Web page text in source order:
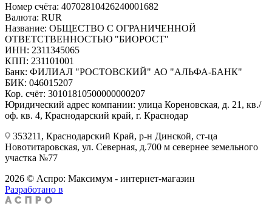
Номер счёта: 40702810426240001682
Валюта: RUR
Название: ОБЩЕСТВО С ОГРАНИЧЕННОЙ
ОТВЕТСТВЕННОСТЬЮ "БИОРОСТ"
ИНН: 2311345065
КПП: 231101001
Банк: ФИЛИАЛ "РОСТОВСКИЙ" АО "АЛЬФА-БАНК"
БИК: 046015207
Кор. счёт: 30101810500000000207
Юридический адрес компании: улица Кореновская, д. 21, кв./
оф. кв. 4, Краснодарский край, г. Краснодар
353211, Краснодарский Край, р-н Динской, ст-ца
Новотитаровская, ул. Северная, д.700 м севернее земельного
участка №77
2026 © Аспро: Максимум - интернет-магазин
Разработано в